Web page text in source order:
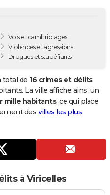
Vols et cambriolages
Violences et agressions
Drogues et stupéfiants
total de 16 crimes et délits
La ville affiche ainsi un
mille habitants, ce qui place
des villes les plus
à Viricelles